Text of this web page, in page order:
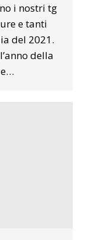
i nostri tg
e tanti
del 2021.
della